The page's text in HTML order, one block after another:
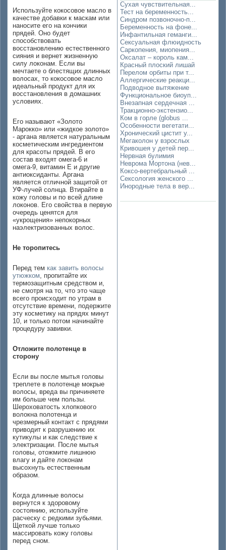
Используйте кокосовое масло в
качестве добавки к маскам или
наносите его на кончики
прядей. Оно будет
способствовать
восстановлению естественного
сияния и вернет жизненную
силу локонам. Если вы
мечтаете о блестящих длинных
волосах, то кокосовое масло
идеальный продукт для их
восстановления в домашних
условиях.
Его называют «Золото
Марокко» или «жидкое золото»
- аргана является натуральным
косметическим ингредиентом
для красоты прядей. В его
состав входят омега-6 и
омега-9, витамин Е и другие
антиоксиданты. Аргана
является отличной защитой от
УФ-лучей солнца. Втирайте в
кожу головы и по всей длине
локонов. Его свойства в первую
очередь ценятся для
«укрощения» непокорных
наэлектризованных волос.
Не торопитесь
Перед тем как завить волосы
утюжком, пропитайте их
термозащитным средством и,
не смотря на то, что это чаще
всего происходит по утрам в
отсутствие времени, подержите
эту косметику на прядях минут
10, и только потом начинайте
процедуру завивки.
Отложите полотенце в
сторону
Если вы после мытья головы
треплете в полотенце мокрые
волосы, вреда вы причиняете
им больше чем пользы.
Шероховатость хлопкового
волокна полотенца и
чрезмерный контакт с прядями
приводит к разрушению их
кутикулы и как следствие к
электризации. После мытья
головы, отожмите лишнюю
влагу и дайте локонам
высохнуть естественным
образом.
Когда длинные волосы
вернутся к здоровому
состоянию, используйте
расческу с редкими зубьями.
Щеткой лучше только
массировать кожу головы
перед сном.
Сухая чувствительная...
Тест на беременность...
Синдром позвоночно-п...
Беременность на фоне...
Инфантильная геманги...
Сексуальная флюидность
Саркопения, миопения...
Оксалат – король кам...
Красный плоский лишай
Перелом орбиты при т...
Аллергические реакци...
Подводное вытяжение
Функциональное биоуп...
Внезапная сердечная ...
Тракционно-экстензио...
Ком в горле (globus ...
Особенности вегетати...
Хронический цистит у...
Мегаколон у взрослых
Кривошея у детей пер...
Нервная булимия
Неврома Мортона (нев...
Коксо-вертебральный ...
Сексология женского ...
Инородные тела в вер...